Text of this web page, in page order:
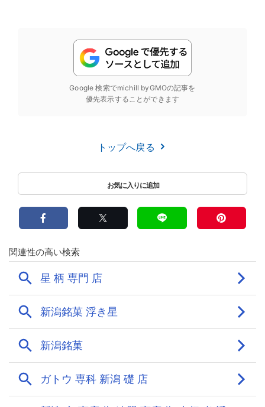
Google 検索でmichill byGMOの記事を
優先表示することができます
トップへ戻る